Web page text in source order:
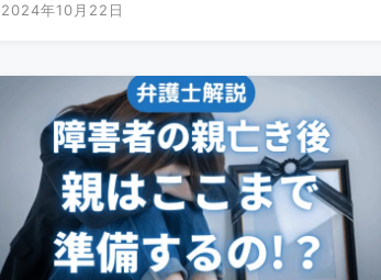
2024年10月22日